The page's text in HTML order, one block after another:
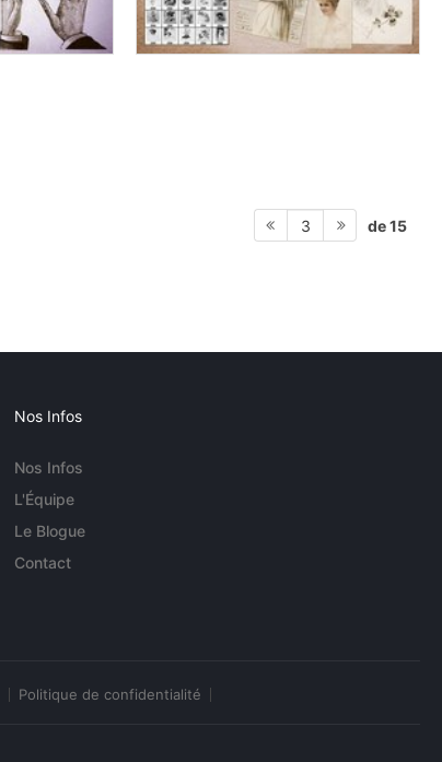
3 de 15
Nos Infos
Nos Infos
L'Équipe
Le Blogue
Contact
Politique de confidentialité